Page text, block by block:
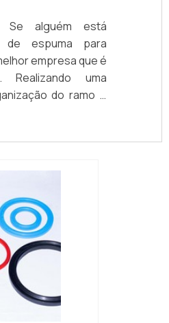
alguém está
espuma para
empresa que é
Realizando uma
do ramo e
de qualidade
SOBRE FITA DE
Quem precisa de
possível encontrar